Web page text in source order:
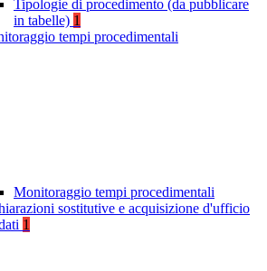
Tipologie di procedimento (da pubblicare
in tabelle) 1
tempi procedimentali
Monitoraggio tempi procedimentali
sostitutive e acquisizione d'ufficio
1